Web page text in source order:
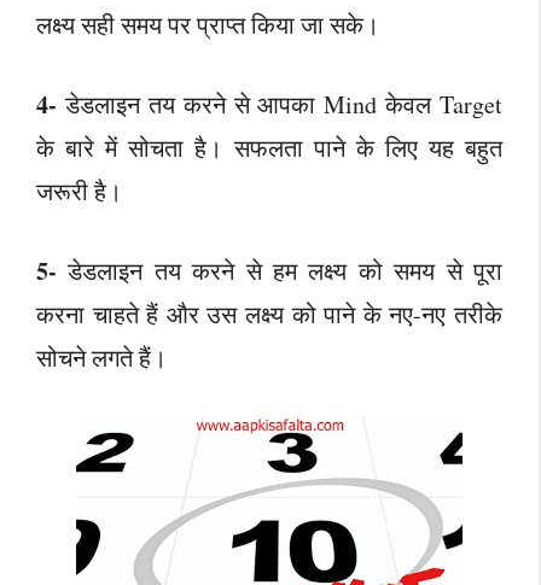
लक्ष्य सही समय पर प्राप्त किया जा सके।
4- डेडलाइन तय करने से आपका Mind केवल Target
के बारे में सोचता है। सफलता पाने के लिए यह बहुत
जरूरी है।
5- डेडलाइन तय करने से हम लक्ष्य को समय से पूरा
करना चाहते हैं और उस लक्ष्य को पाने के नए-नए तरीके
सोचने लगते हैं।